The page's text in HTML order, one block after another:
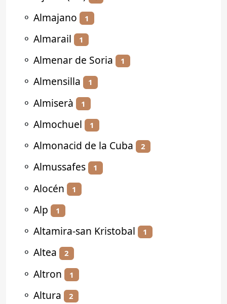
⚬ Almajano 1
⚬ Almarail 1
⚬ Almenar de Soria 1
⚬ Almensilla 1
⚬ Almiserà 1
⚬ Almochuel 1
⚬ Almonacid de la Cuba 2
⚬ Almussafes 1
⚬ Alocén 1
⚬ Alp 1
⚬ Altamira-san Kristobal 1
⚬ Altea 2
⚬ Altron 1
⚬ Altura 2